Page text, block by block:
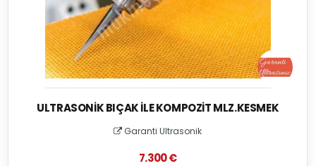
ULTRASONIK BIÇAK İLE KOMPOZIT MLZ.KESMEK
Garanti Ultrasonik
7.300 €